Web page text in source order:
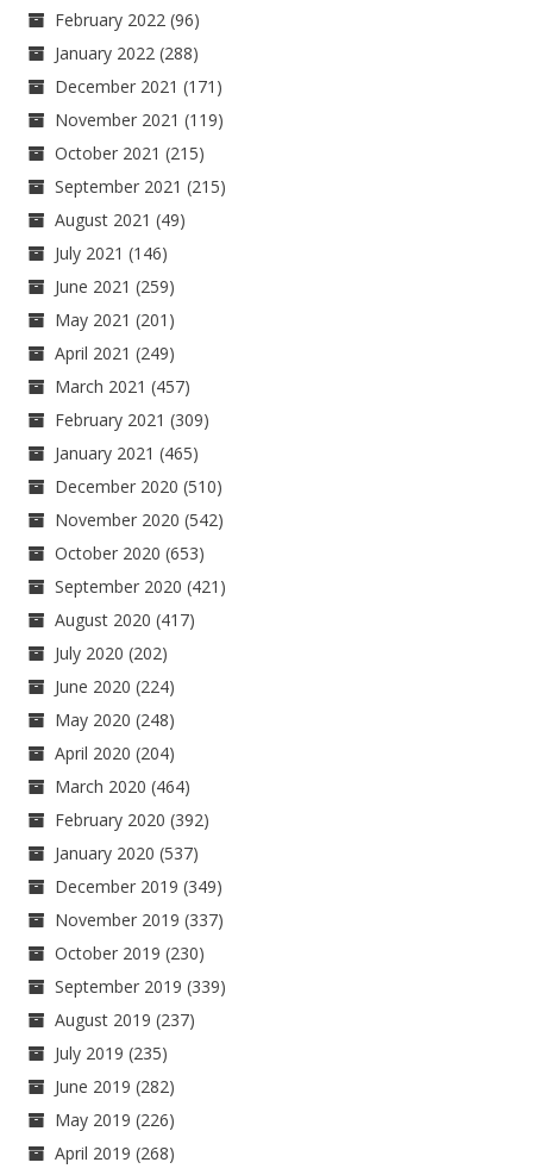
February 2022 (96)
January 2022 (288)
December 2021 (171)
November 2021 (119)
October 2021 (215)
September 2021 (215)
August 2021 (49)
July 2021 (146)
June 2021 (259)
May 2021 (201)
April 2021 (249)
March 2021 (457)
February 2021 (309)
January 2021 (465)
December 2020 (510)
November 2020 (542)
October 2020 (653)
September 2020 (421)
August 2020 (417)
July 2020 (202)
June 2020 (224)
May 2020 (248)
April 2020 (204)
March 2020 (464)
February 2020 (392)
January 2020 (537)
December 2019 (349)
November 2019 (337)
October 2019 (230)
September 2019 (339)
August 2019 (237)
July 2019 (235)
June 2019 (282)
May 2019 (226)
April 2019 (268)